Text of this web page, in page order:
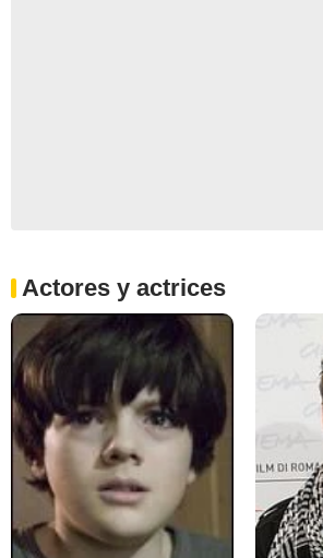
Actores y actrices